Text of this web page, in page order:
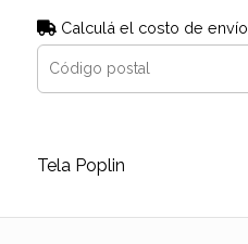
Calculá el costo de envío
Tela Poplin